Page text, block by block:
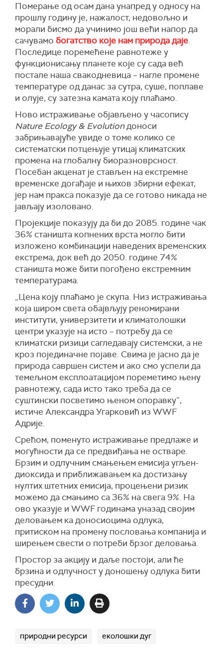
Померање од осам дана унапред у односу на
прошлу годину је, нажалост, недовољно и
морали бисмо да учинимо још већи напор да
сачувамо богатство које нам природа даје.
Последице поремећене равнотеже у
функционисању планете које су сада већ
постале наша свакодневица – нагле промене
температуре од данас за сутра, суше, поплаве
и олује, су затезна камата коју плаћамо.
Ново истраживање објављено у часопису
Nature Ecology & Evolutionдоноси
забрињавајуће увиде о томе колико се
систематски потцењује утицај климатских
промена на глобалну биоразноврсност.
Посебан акценат је стављен на екстремне
временске догађаје и њихов збирни ефекат,
јер нам пракса показује да се готово никада не
јављају изоловано.
Пројекције показују да би до 2085. године чак
36% станишта копнених врста могло бити
изложено комбинацији наведених временских
екстрема, док већ до 2050. године 74%
станишта може бити погођено екстремним
температурама.
„Цена коју плаћамо је скупа. Низ истраживања
која широм света обајвљују реномирани
институти, универзитети и климатолошки
центри указује на исто – потребу да се
климатски ризици сагледавају системски, а не
кроз појединачне појаве. Свима је јасно да је
природа савршен систем и ако смо успели да
темељном експлоатацијом пореметимо њену
равнотежу, сада исто тако треба да се
суштински посветимо њеном опоравку”,
истиче Александра Угарковић из WWF
Адрије.
Срећом, поменуто истраживање предлаже и
могућности да се предвиђања не остваре.
Брзим и одлучним смањењем емисија угљен-
диоксида и приближавањем ка достизању
нултих штетних емисија, процењени ризик
можемо да смањимо са 36% на свега 9%. На
ово указује и WWF годинама уназад својим
деловањем ка доносиоцима одлука,
притиском на промену пословања компанија и
ширењем свести о потреби брзог деловања.
Простор за акцију и даље постоји, али ће
брзина и одлучност у доношењу одлука бити
пресудни.
природни ресурси еколошки дуг